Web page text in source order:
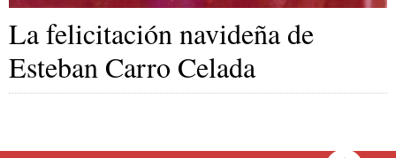
La felicitación navideña de
Esteban Carro Celada